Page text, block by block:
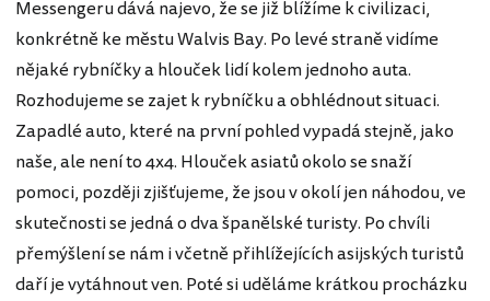
Messengeru dává najevo, že se již blížíme k civilizaci,
konkrétně ke městu Walvis Bay. Po levé straně vidíme
nějaké rybníčky a hlouček lidí kolem jednoho auta.
Rozhodujeme se zajet k rybníčku a obhlédnout situaci.
Zapadlé auto, které na první pohled vypadá stejně, jako
naše, ale není to 4x4. Hlouček asiatů okolo se snaží
pomoci, později zjišťujeme, že jsou v okolí jen náhodou, ve
skutečnosti se jedná o dva španělské turisty. Po chvíli
přemýšlení se nám i včetně přihlížejících asijských turistů
daří je vytáhnout ven. Poté si uděláme krátkou procházku